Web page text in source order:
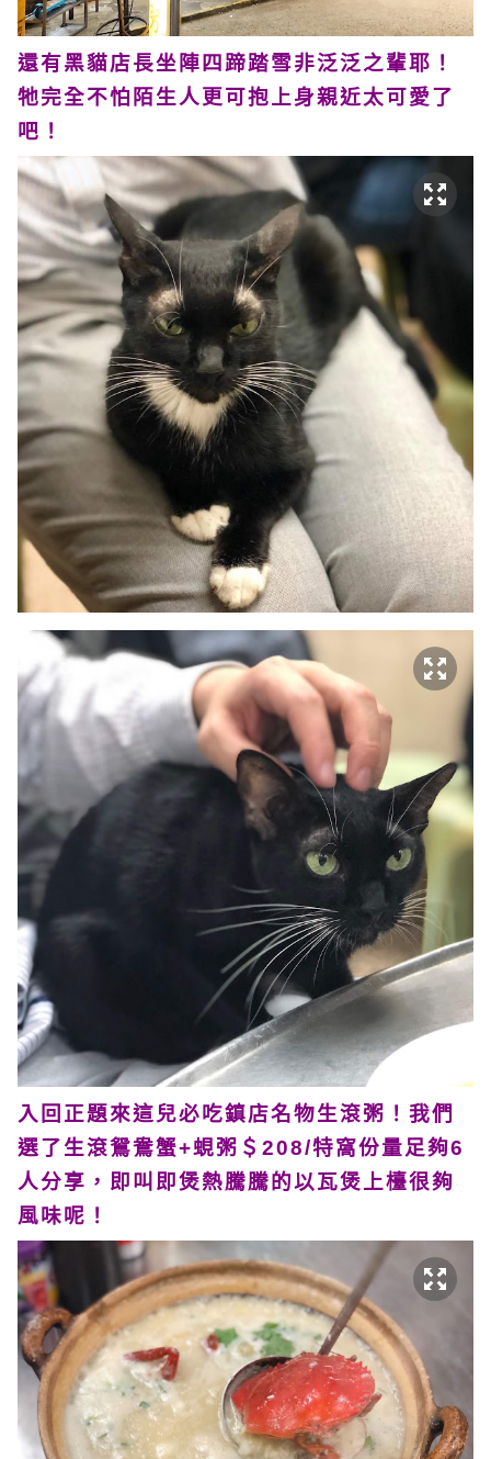
還有黑貓店長坐陣四蹄踏雪非泛泛之輩耶！
牠完全不怕陌生人更可抱上身親近太可愛了
吧！
入回正題來這兒必吃鎮店名物生滾粥！我們
選了生滾鴛鴦蟹+蜆粥＄208/特窩份量足夠6
人分享，即叫即煲熱騰騰的以瓦煲上檯很夠
風味呢！